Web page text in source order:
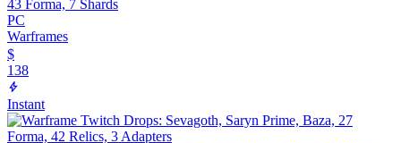
43 Forma, 7 Shards
PC
Warframes
$
138
Instant